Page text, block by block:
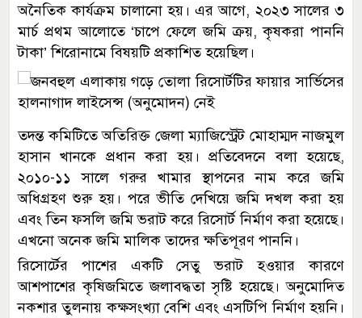
অনৈতিক কার্যক্রম চালানো হয়। এর আগে, ২০২৩ সালের ৩
মার্চ প্রথম আলোতে ‘চাপে ফেলে জমি ক্রয়, কৃষকরা পাননি
টাকা’ শিরোনামে বিষয়টি প্রকাশিত হয়েছিল।
তদন্ত কমিটিতে অতিরিক্ত জেলা ম্যাজিস্ট্রেট মোহাম্মদ নাজমুল
হাসান খানকে প্রধান করা হয়। প্রতিবেদনে বলা হয়েছে,
২০১০-১১ সালে গরুর খামার স্থাপনের নাম করে জমি
অধিগ্রহণ শুরু হয়। পরে ভীতি দেখিয়ে জমি দখল করা হয়
এবং তিন ফসলি জমি ভরাট করে রিসোর্ট নির্মাণ করা হয়েছে।
এখনো অনেক জমি মালিক তাদের ক্ষতিপূরণ পাননি।
রিসোর্টের পাশের একটি সেতু ভরাট হওয়ার কারণে
আশপাশের কৃষিজমিতে জলাবদ্ধতা সৃষ্টি হয়েছে। অনুমোদিত
নকশার তুলনায় কক্ষসংখ্যা বেশি এবং এসটিপি নির্মাণ হয়নি।